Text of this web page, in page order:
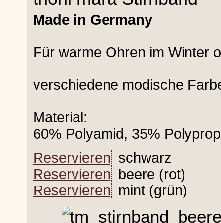
Made in Germany
Für warme Ohren im Winter
verschiedene modische
Material:
60% Polyamid, 35%
Reservieren schwarz
Reservieren beere (rot)
Reservieren mint (grün)